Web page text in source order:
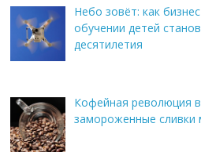
Небо зовёт: как
обучении детей
десятилетия
Кофейная революция
замороженные сливки